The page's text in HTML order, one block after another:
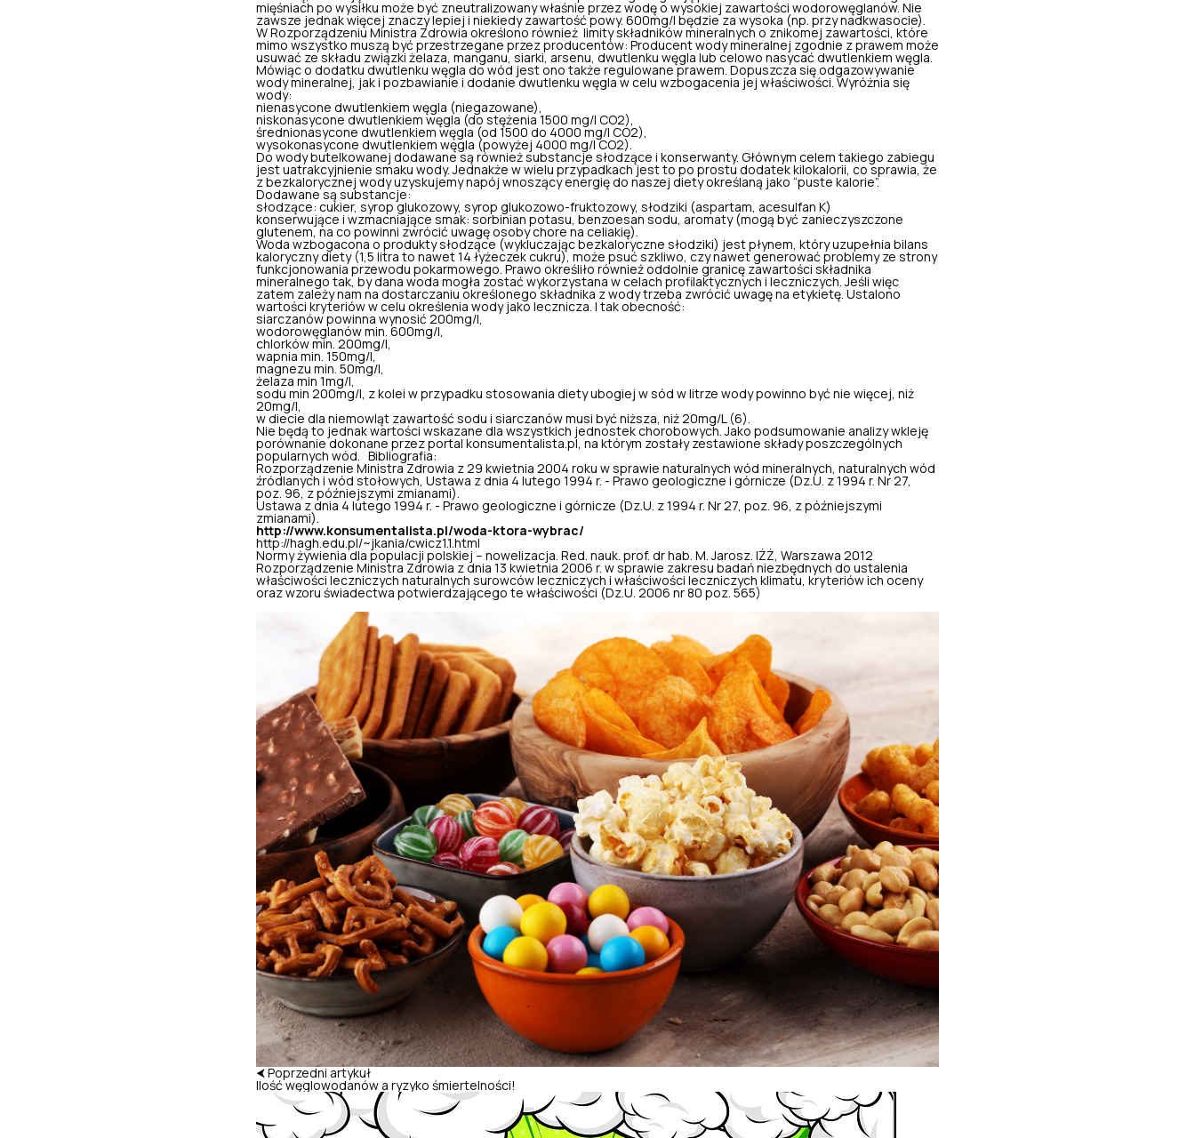
mięśniach po wysiłku może być zneutralizowany właśnie przez wodę o wysokiej zawartości wodorowęglanów. Nie
zawsze jednak więcej znaczy lepiej i niekiedy zawartość powy. 600mg/l będzie za wysoka (np. przy nadkwasocie).
W Rozporządzeniu Ministra Zdrowia określono również limity składników mineralnych o znikomej zawartości, które
mimo wszystko muszą być przestrzegane przez producentów: Producent wody mineralnej zgodnie z prawem może
usuwać ze składu związki żelaza, manganu, siarki, arsenu, dwutlenku węgla lub celowo nasycać dwutlenkiem węgla.
Mówiąc o dodatku dwutlenku węgla do wód jest ono także regulowane prawem. Dopuszcza się odgazowywanie
wody mineralnej, jak i pozbawianie i dodanie dwutlenku węgla w celu wzbogacenia jej właściwości. Wyróżnia się
wody:
nienasycone dwutlenkiem węgla (niegazowane),
niskonasycone dwutlenkiem węgla (do stężenia 1500 mg/l CO2),
średnionasycone dwutlenkiem węgla (od 1500 do 4000 mg/l CO2),
wysokonasycone dwutlenkiem węgla (powyżej 4000 mg/l CO2).
Do wody butelkowanej dodawane są również substancje słodzące i konserwanty. Głównym celem takiego zabiegu
jest uatrakcyjnienie smaku wody. Jednakże w wielu przypadkach jest to po prostu dodatek kilokalorii, co sprawia, że
z bezkalorycznej wody uzyskujemy napój wnoszący energię do naszej diety określaną jako “puste kalorie”.
Dodawane są substancje:
słodzące: cukier, syrop glukozowy, syrop glukozowo-fruktozowy, słodziki (aspartam, acesulfan K)
konserwujące i wzmacniające smak: sorbinian potasu, benzoesan sodu, aromaty (mogą być zanieczyszczone
glutenem, na co powinni zwrócić uwagę osoby chore na celiakię).
Woda wzbogacona o produkty słodzące (wykluczając bezkaloryczne słodziki) jest płynem, który uzupełnia bilans
kaloryczny diety (1,5 litra to nawet 14 łyżeczek cukru), może psuć szkliwo, czy nawet generować problemy ze strony
funkcjonowania przewodu pokarmowego. Prawo określiło również oddolnie granicę zawartości składnika
mineralnego tak, by dana woda mogła zostać wykorzystana w celach profilaktycznych i leczniczych. Jeśli więc
zatem zależy nam na dostarczaniu określonego składnika z wody trzeba zwrócić uwagę na etykietę. Ustalono
wartości kryteriów w celu określenia wody jako lecznicza. I tak obecność:
siarczanów powinna wynosić 200mg/l,
wodorowęglanów min. 600mg/l,
chlorków min. 200mg/l,
wapnia min. 150mg/l,
magnezu min. 50mg/l,
żelaza min 1mg/l,
sodu min 200mg/l, z kolei w przypadku stosowania diety ubogiej w sód w litrze wody powinno być nie więcej, niż
20mg/l,
w diecie dla niemowląt zawartość sodu i siarczanów musi być niższa, niż 20mg/L (6).
Nie będą to jednak wartości wskazane dla wszystkich jednostek chorobowych. Jako podsumowanie analizy wkleję
porównanie dokonane przez portal konsumentalista.pl, na którym zostały zestawione składy poszczególnych
popularnych wód. Bibliografia:
Rozporządzenie Ministra Zdrowia z 29 kwietnia 2004 roku w sprawie naturalnych wód mineralnych, naturalnych wód
źródlanych i wód stołowych, Ustawa z dnia 4 lutego 1994 r. - Prawo geologiczne i górnicze (Dz.U. z 1994 r. Nr 27,
poz. 96, z późniejszymi zmianami).
Ustawa z dnia 4 lutego 1994 r. - Prawo geologiczne i górnicze (Dz.U. z 1994 r. Nr 27, poz. 96, z późniejszymi
zmianami).
http://www.konsumentalista.pl/woda-ktora-wybrac/
http://hagh.edu.pl/~jkania/cwicz1.1.html
Normy żywienia dla populacji polskiej – nowelizacja. Red. nauk. prof. dr hab. M. Jarosz. IŻŻ, Warszawa 2012
Rozporządzenie Ministra Zdrowia z dnia 13 kwietnia 2006 r. w sprawie zakresu badań niezbędnych do ustalenia
właściwości leczniczych naturalnych surowców leczniczych i właściwości leczniczych klimatu, kryteriów ich oceny
oraz wzoru świadectwa potwierdzającego te właściwości (Dz.U. 2006 nr 80 poz. 565)
⮜ Poprzedni artykuł
Ilość węglowodanów a ryzyko śmiertelności!